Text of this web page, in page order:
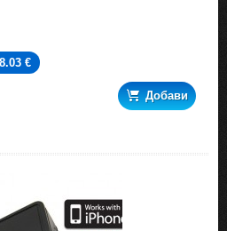
€
Добави